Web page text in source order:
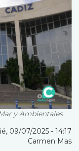
y Ambientales
09/07/2025 - 14:17
Carmen Mas